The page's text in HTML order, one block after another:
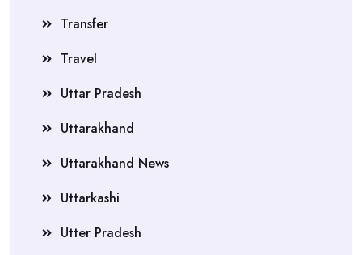
Transfer
Travel
Uttar Pradesh
Uttarakhand
Uttarakhand News
Uttarkashi
Utter Pradesh